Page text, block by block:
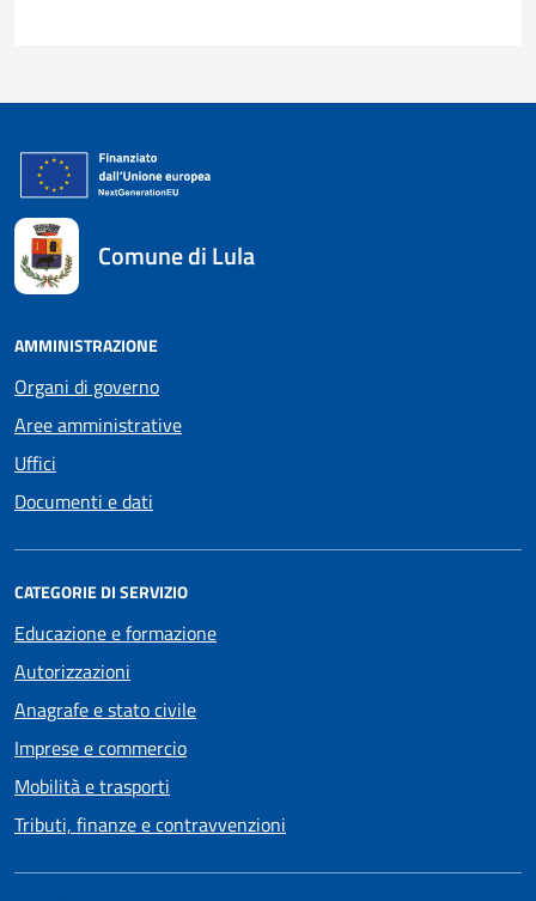
Comune di Lula
AMMINISTRAZIONE
Organi di governo
Aree amministrative
Uffici
Documenti e dati
CATEGORIE DI SERVIZIO
Educazione e formazione
Autorizzazioni
Anagrafe e stato civile
Imprese e commercio
Mobilità e trasporti
Tributi, finanze e contravvenzioni